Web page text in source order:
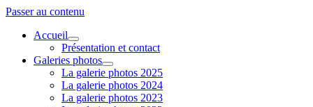
Passer au contenu
Accueil
ouvrir
menu
Présentation et contact
Galeries photos
ouvrir
menu
La galerie photos 2025
La galerie photos 2024
La galerie photos 2023